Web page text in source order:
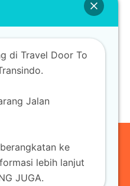
di Travel Door To
Jalan
ke
lebih lanjut
JUGA.